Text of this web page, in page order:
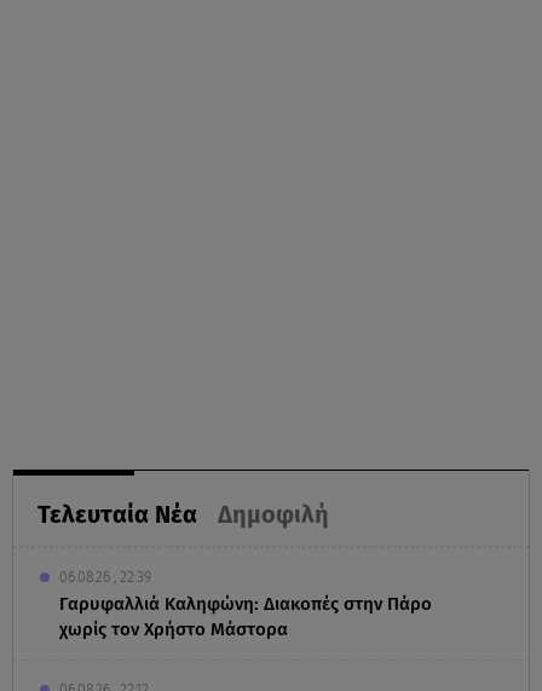
Τελευταία Νέα Δημοφιλή
06.08.26 , 22:39
Γαρυφαλλιά Καληφώνη: Διακοπές στην Πάρο
χωρίς τον Χρήστο Μάστορα